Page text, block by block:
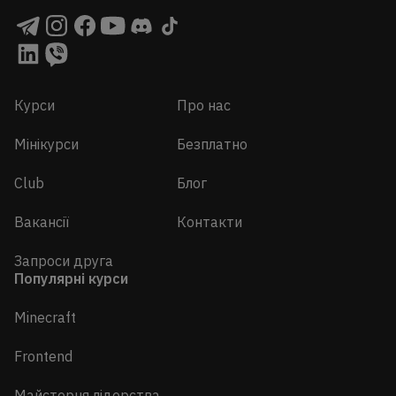
Курси
Мінікурси
Club
Вакансії
Запроси друга
Про нас
Безплатно
Блог
Контакти
Популярні курси
Minecraft
Frontend